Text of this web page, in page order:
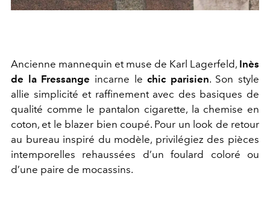
Ancienne mannequin et muse de Karl Lagerfeld, Inès
de la Fressange incarne lechic parisien. Son style
allie simplicité et raffinement avec des basiques de
qualité comme le pantalon cigarette, la chemise en
coton, et le blazer bien coupé. Pour un look de retour
au bureau inspiré du modèle, privilégiez des pièces
intemporelles rehaussées d’un foulard coloré ou
d’une paire de mocassins.